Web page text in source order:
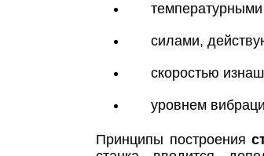
силами,
скоростью
уровнем
Принципы построения